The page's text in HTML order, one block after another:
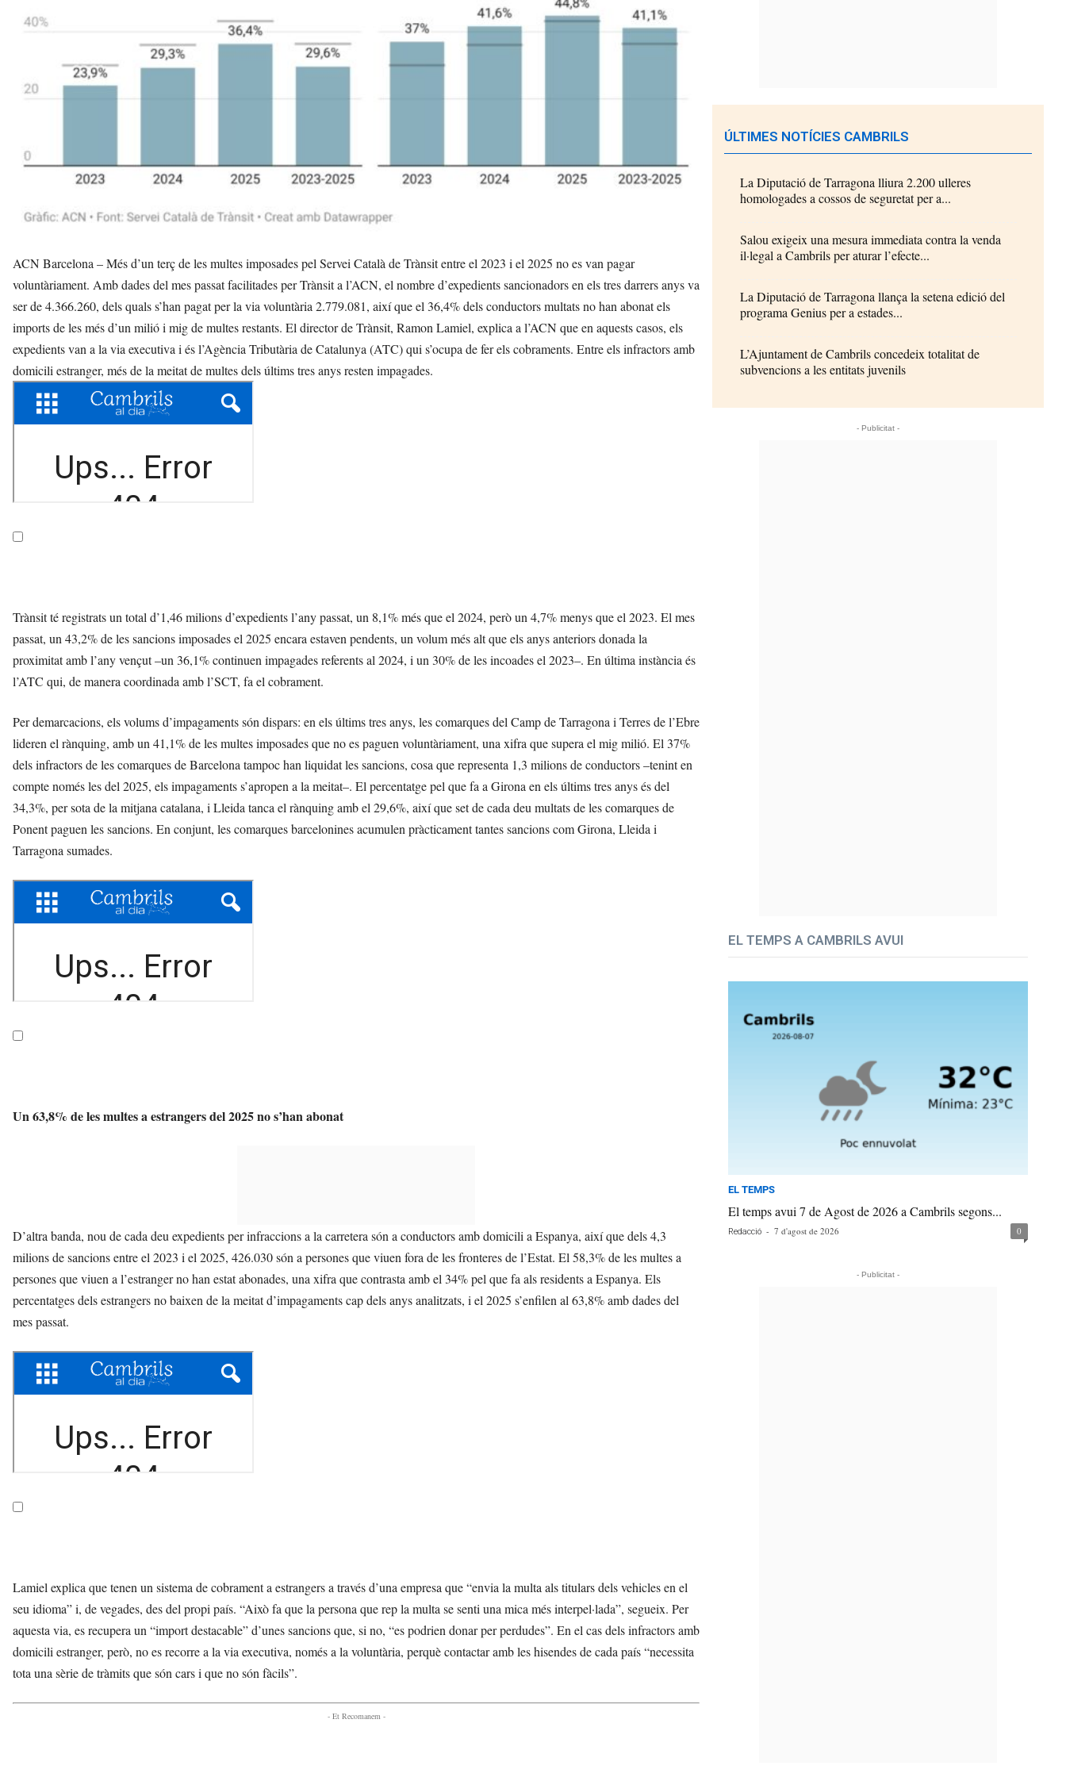
ACN Barcelona – Més d’un terç de les multes imposades pel Servei Català de Trànsit entre el 2023 i el 2025 no es van pagar
voluntàriament. Amb dades del mes passat facilitades per Trànsit a l’ACN, el nombre d’expedients sancionadors en els tres darrers anys va
ser de 4.366.260, dels quals s’han pagat per la via voluntària 2.779.081, així que el 36,4% dels conductors multats no han abonat els
imports de les més d’un milió i mig de multes restants. El director de Trànsit, Ramon Lamiel, explica a l’ACN que en aquests casos, els
expedients van a la via executiva i és l’Agència Tributària de Catalunya (ATC) qui s’ocupa de fer els cobraments. Entre els infractors amb
domicili estranger, més de la meitat de multes dels últims tres anys resten impagades.
Trànsit té registrats un total d’1,46 milions d’expedients l’any passat, un 8,1% més que el 2024, però un 4,7% menys que el 2023. El mes
passat, un 43,2% de les sancions imposades el 2025 encara estaven pendents, un volum més alt que els anys anteriors donada la
proximitat amb l’any vençut –un 36,1% continuen impagades referents al 2024, i un 30% de les incoades el 2023–. En última instància és
l’ATC qui, de manera coordinada amb l’SCT, fa el cobrament.
Per demarcacions, els volums d’impagaments són dispars: en els últims tres anys, les comarques del Camp de Tarragona i Terres de l’Ebre
lideren el rànquing, amb un 41,1% de les multes imposades que no es paguen voluntàriament, una xifra que supera el mig milió. El 37%
dels infractors de les comarques de Barcelona tampoc han liquidat les sancions, cosa que representa 1,3 milions de conductors –tenint en
compte només les del 2025, els impagaments s’apropen a la meitat–. El percentatge pel que fa a Girona en els últims tres anys és del
34,3%, per sota de la mitjana catalana, i Lleida tanca el rànquing amb el 29,6%, així que set de cada deu multats de les comarques de
Ponent paguen les sancions. En conjunt, les comarques barcelonines acumulen pràcticament tantes sancions com Girona, Lleida i
Tarragona sumades.
Un 63,8% de les multes a estrangers del 2025 no s’han abonat
D’altra banda, nou de cada deu expedients per infraccions a la carretera són a conductors amb domicili a Espanya, així que dels 4,3
milions de sancions entre el 2023 i el 2025, 426.030 són a persones que viuen fora de les fronteres de l’Estat. El 58,3% de les multes a
persones que viuen a l’estranger no han estat abonades, una xifra que contrasta amb el 34% pel que fa als residents a Espanya. Els
percentatges dels estrangers no baixen de la meitat d’impagaments cap dels anys analitzats, i el 2025 s’enfilen al 63,8% amb dades del
mes passat.
Lamiel explica que tenen un sistema de cobrament a estrangers a través d’una empresa que “envia la multa als titulars dels vehicles en el
seu idioma” i, de vegades, des del propi país. “Això fa que la persona que rep la multa se senti una mica més interpel·lada”, segueix. Per
aquesta via, es recupera un “import destacable” d’unes sancions que, si no, “es podrien donar per perdudes”. En el cas dels infractors amb
domicili estranger, però, no es recorre a la via executiva, només a la voluntària, perquè contactar amb les hisendes de cada país “necessita
tota una sèrie de tràmits que són cars i que no són fàcils”.
- Et Recomanem -
ÚLTIMES NOTÍCIES CAMBRILS
La Diputació de Tarragona lliura 2.200 ulleres
homologades a cossos de seguretat per a...
Salou exigeix una mesura immediata contra la venda
il·legal a Cambrils per aturar l’efecte...
La Diputació de Tarragona llança la setena edició del
programa Genius per a estades...
L’Ajuntament de Cambrils concedeix totalitat de
subvencions a les entitats juvenils
- Publicitat -
EL TEMPS A CAMBRILS AVUI
EL TEMPS
El temps avui 7 de Agost de 2026 a Cambrils segons...
Redacció - 7 d'agost de 2026 0
- Publicitat -